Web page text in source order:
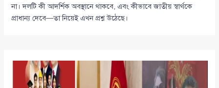
না। দলটি কী আদর্শিক অবস্থানে থাকবে, এবং কীভাবে জাতীয় স্বার্থকে
প্রাধান্য দেবে—তা নিয়েই এখন প্রশ্ন উঠেছে।